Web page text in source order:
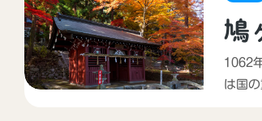
鳩
1062
は国